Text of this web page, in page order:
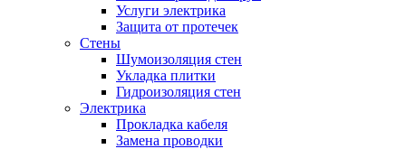
Услуги электрика
Защита от протечек
Стены
Шумоизоляция стен
Укладка плитки
Гидроизоляция стен
Электрика
Прокладка кабеля
Замена проводки